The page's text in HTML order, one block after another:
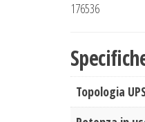
176536
Topologia